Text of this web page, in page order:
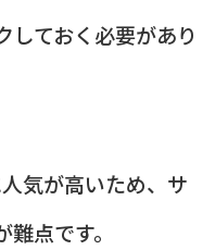
しておく必要があり
気が高いため、サ
点です。